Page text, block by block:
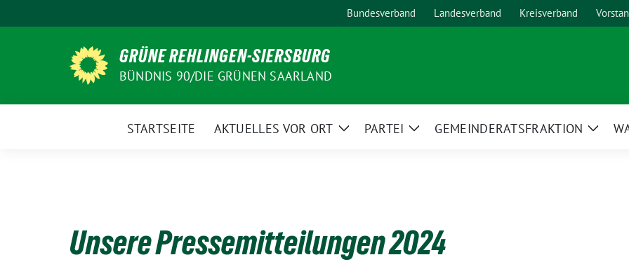
zum
Bundesverband Landesverband Kreisverband
GRÜNE REHLINGEN-SIERSBURG
BÜNDNIS 90/DIE GRÜNEN SAARLAND
STARTSEITE AKTUELLES VOR ORT
ZeigePARTEI
ZeigeGEMEINDERATSFRAKTION
Zeige
Unsere Pressemitteilungen 2024